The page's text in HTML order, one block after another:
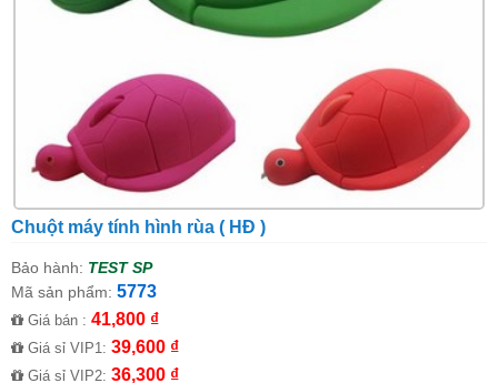
Chuột máy tính hình rùa ( HĐ )
Bảo hành: TEST SP
Mã sản phẩm: 5773
Giá bán : 41,800 ₫
Giá sỉ VIP1: 39,600 ₫
Giá sỉ VIP2: 36,300 ₫